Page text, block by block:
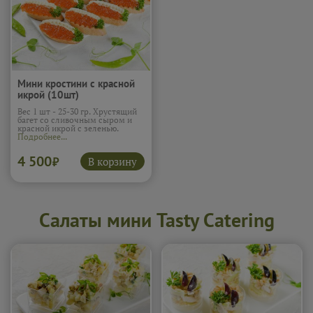
Мини кростини с красной
икрой (10шт)
Вес 1 шт - 25-30 гр. Хрустящий
багет со сливочным сыром и
красной икрой с зеленью.
Подробнее...
4 500₽ В корзину
Салаты мини Tasty Catering